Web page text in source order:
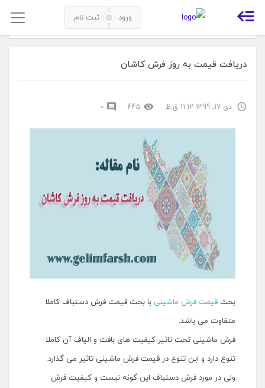
ورود ثبت نام خانه دریافت قیمت به روز فرش کاشان
دریافت قیمت به روز فرش کاشان
دی 17, 1399 11:12 ق.ظ 445
0
بحث قیمت فرش ماشینی با بحث قیمت فرش دستباف کاملا
متفاوت می باشد.
فرش ماشینی تحت تاثیر کیفیت های بافت و الیاف آن کاملا
تنوع دارد و این تنوع در قیمت فرش ماشینی تاثیر می گذارد.
ولی در مورد فرش دستباف این گونه نیست و کیفیت فرش